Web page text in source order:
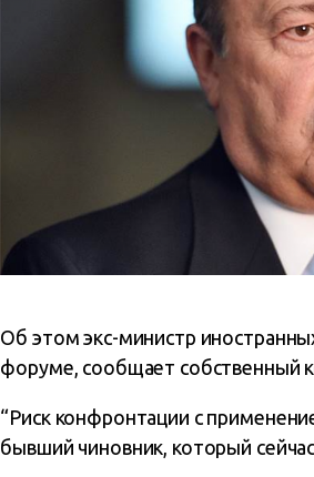
Об этом экс-министр
форуме, сообщает собственный
“Риск конфронтации с
бывший чиновник, который